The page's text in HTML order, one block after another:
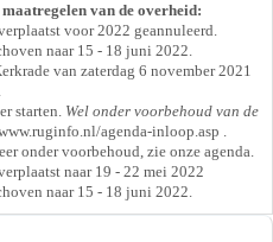
van de overheid:
voor 2022 geannuleerd.
naar 15 - 18 juni 2022.
van zaterdag 6 november 2021
starten. Wel onder voorbehoud van de
agenda-inloop.asp .
onder voorbehoud, zie onze agenda.
naar 19 - 22 mei 2022
naar 15 - 18 juni 2022.